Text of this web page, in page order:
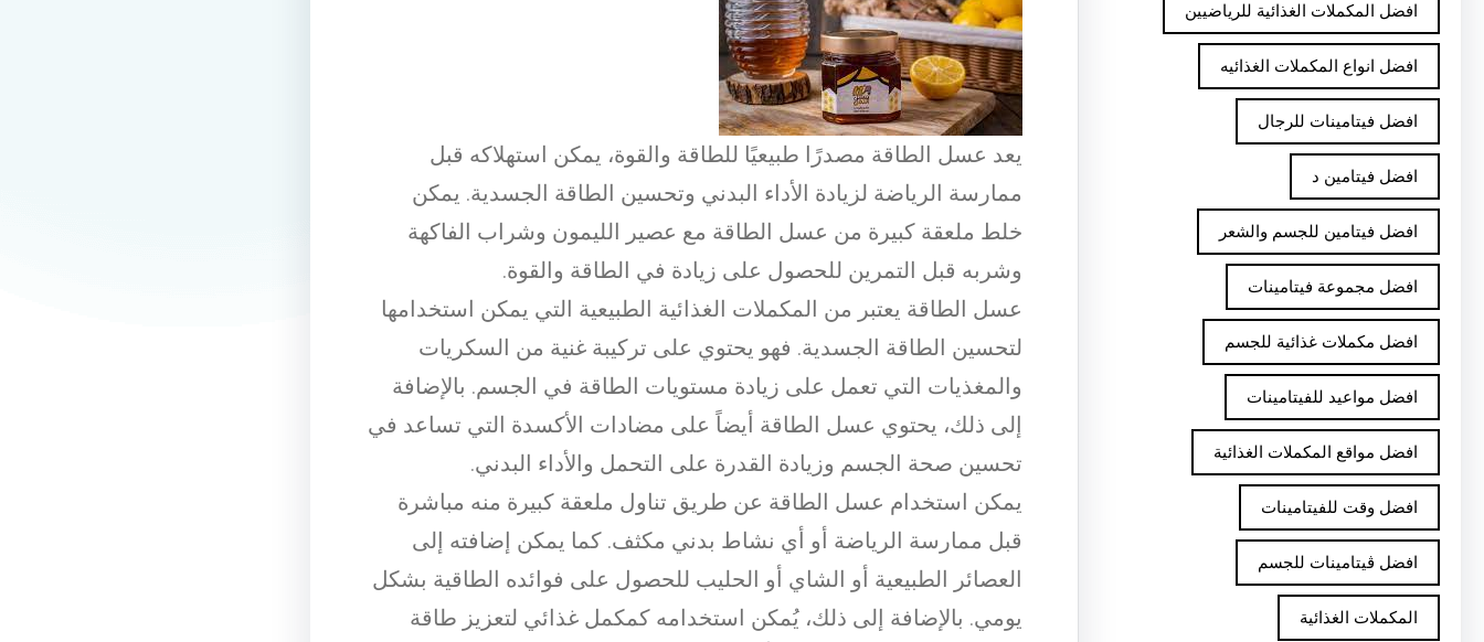
افضل المكملات الغذائية للرياضيين
افضل انواع المكملات الغذائيه
افضل فيتامينات للرجال
افضل فيتامين د
افضل فيتامين للجسم والشعر
افضل مجموعة فيتامينات
افضل مكملات غذائية للجسم
افضل مواعيد للفيتامينات
افضل مواقع المكملات الغذائية
افضل وقت للفيتامينات
افضل ڤيتامينات للجسم
المكملات الغذائية
يعد عسل الطاقة مصدرًا طبيعيًا للطاقة والقوة، يمكن استهلاكه قبل
ممارسة الرياضة لزيادة الأداء البدني وتحسين الطاقة الجسدية. يمكن
خلط ملعقة كبيرة من عسل الطاقة مع عصير الليمون وشراب الفاكهة
وشربه قبل التمرين للحصول على زيادة في الطاقة والقوة.
عسل الطاقة يعتبر من المكملات الغذائية الطبيعية التي يمكن استخدامها
لتحسين الطاقة الجسدية. فهو يحتوي على تركيبة غنية من السكريات
والمغذيات التي تعمل على زيادة مستويات الطاقة في الجسم. بالإضافة
إلى ذلك، يحتوي عسل الطاقة أيضاً على مضادات الأكسدة التي تساعد في
تحسين صحة الجسم وزيادة القدرة على التحمل والأداء البدني.
يمكن استخدام عسل الطاقة عن طريق تناول ملعقة كبيرة منه مباشرة
قبل ممارسة الرياضة أو أي نشاط بدني مكثف. كما يمكن إضافته إلى
العصائر الطبيعية أو الشاي أو الحليب للحصول على فوائده الطاقية بشكل
يومي. بالإضافة إلى ذلك، يُمكن استخدامه كمكمل غذائي لتعزيز طاقة